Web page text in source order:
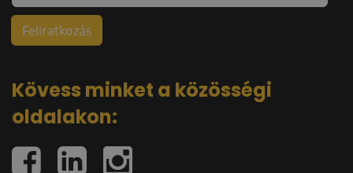
Kövess minket a közösségi
oldalakon: